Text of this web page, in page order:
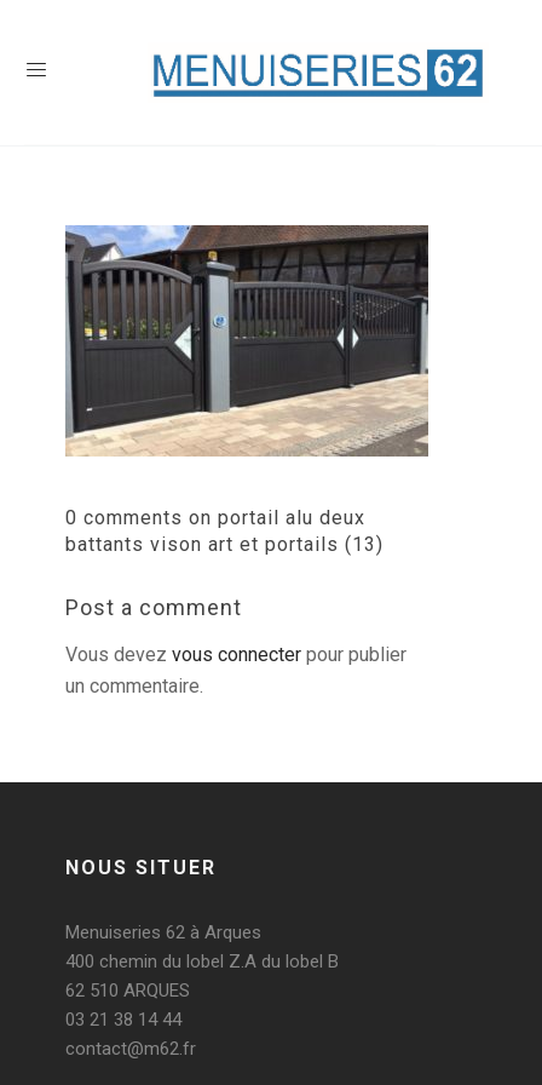
0 comments on portail alu deux
battants vison art et portails (13)
Post a comment
Vous devez vous connecter pour publier
un commentaire.
NOUS SITUER
Menuiseries 62 à Arques
400 chemin du lobel Z.A du lobel B
62 510 ARQUES
03 21 38 14 44
contact@m62.fr